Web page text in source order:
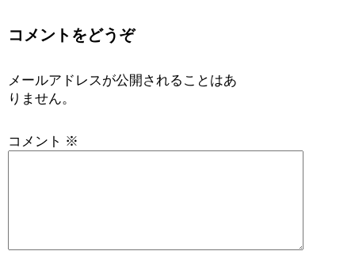
コメントをどうぞ
メールアドレスが公開されることはあ
りません。
コメント ※